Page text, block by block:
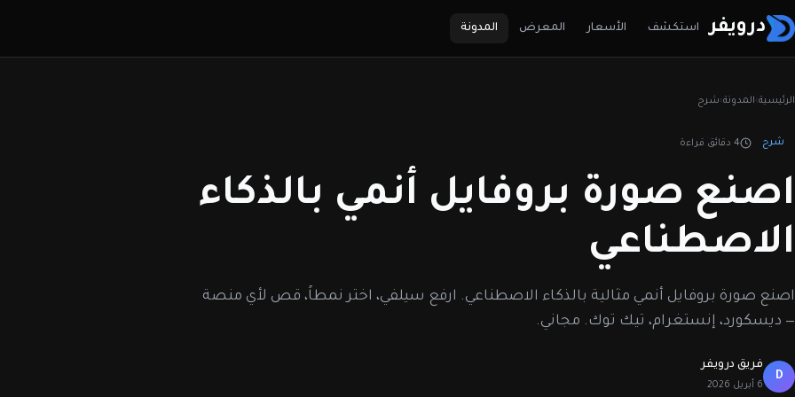
درويفر استكشف الأسعار المعرض المدونة
الرئيسية المدونة شرح
شرح 4 دقائق قراءة
اصنع صورة بروفايل أنمي بالذكاء
الاصطناعي
اصنع صورة بروفايل أنمي مثالية بالذكاء الاصطناعي. ارفع سيلفي، اختر نمطاً، قص لأي منصة
— ديسكورد، إنستغرام، تيك توك. مجاني.
D
فريق درويفر
6 أبريل 2026